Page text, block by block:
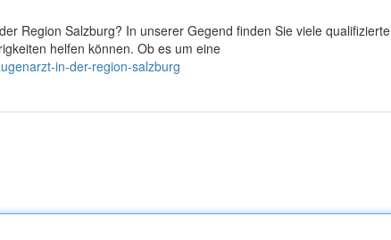
Region Salzburg? In unserer Gegend finden Sie viele qualifizierte
helfen können. Ob es um eine
in-der-region-salzburg